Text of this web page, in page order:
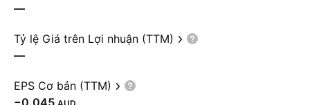
—
Tỷ lệ Giá trên Lợi nhuận (TTM)
—
EPS Cơ bản (TTM)
−0.045